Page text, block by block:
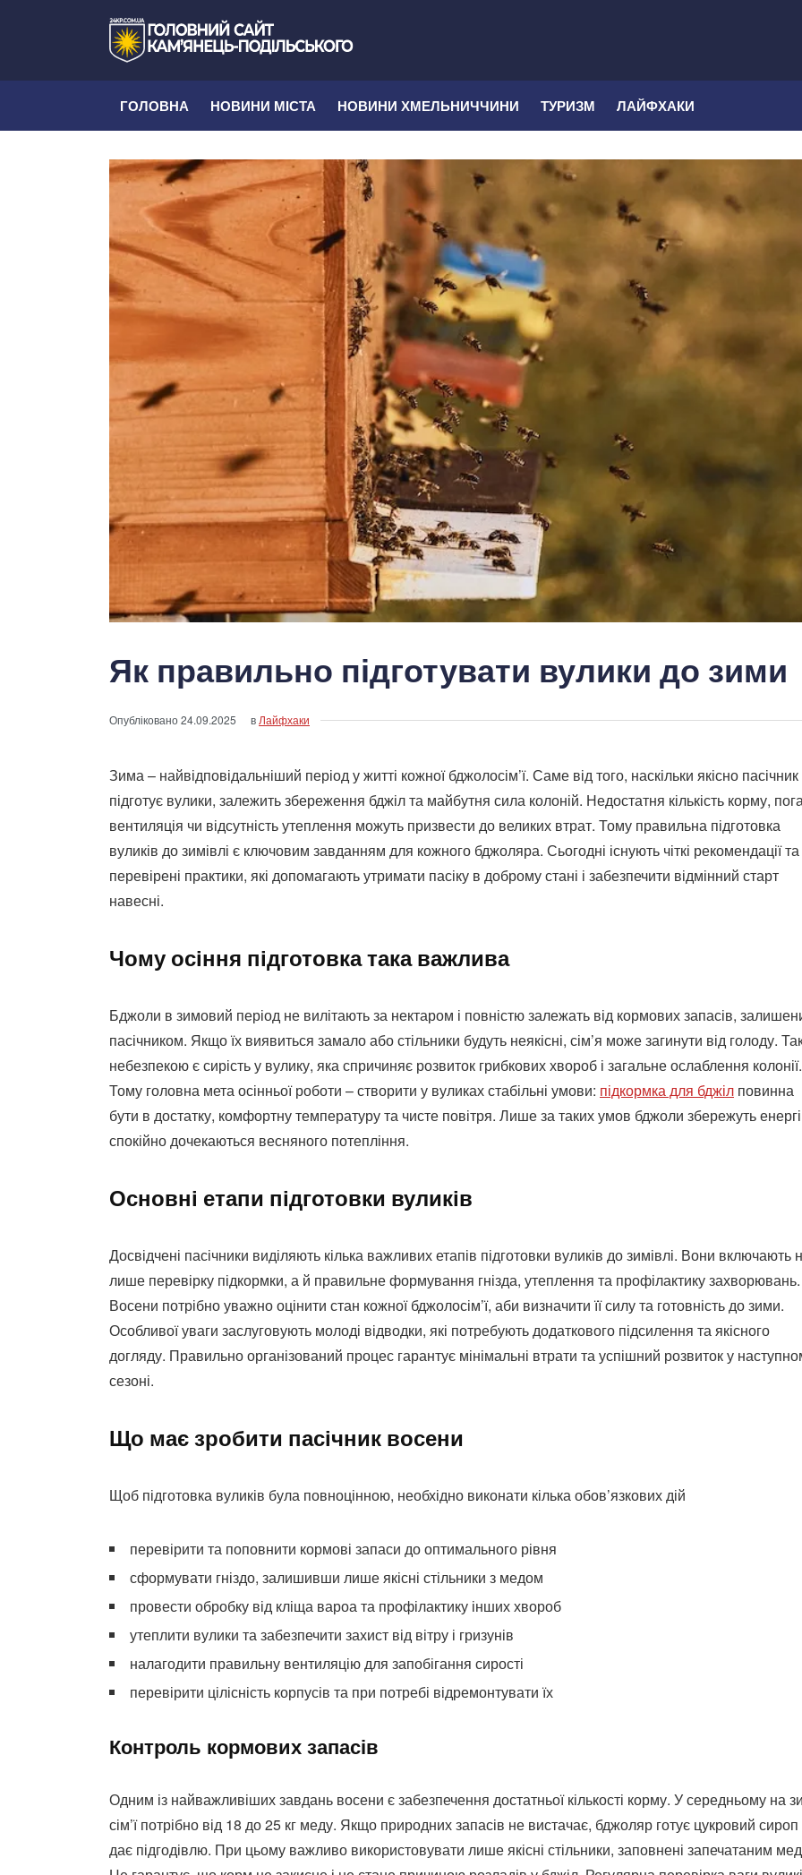
ГОЛОВНА НОВИНИ МІСТА НОВИНИ ХМЕЛЬНИЧЧИНИ ТУРИЗМ ЛАЙФХАКИ
Як правильно підготувати вулики до зими
Опубліковано24.09.2025 в Лайфхаки
Зима – найвідповідальніший період у житті кожної бджолосім’ї. Саме від того, наскільки якісно пасічник
підготує вулики, залежить збереження бджіл та майбутня сила колоній. Недостатня кількість корму,
вентиляція чи відсутність утеплення можуть призвести до великих втрат. Тому правильна підготовка
вуликів до зимівлі є ключовим завданням для кожного бджоляра. Сьогодні існують чіткі рекомендації та
перевірені практики, які допомагають утримати пасіку в доброму стані і забезпечити відмінний старт
навесні.
Чому осіння підготовка така важлива
Бджоли в зимовий період не вилітають за нектаром і повністю залежать від кормових запасів,
пасічником. Якщо їх виявиться замало або стільники будуть неякісні, сім’я може загинути від голоду.
небезпекою є сирість у вулику, яка спричиняє розвиток грибкових хвороб і загальне ослаблення колонії.
Тому головна мета осінньої роботи – створити у вуликах стабільні умови: підкормка для бджіл повинна
бути в достатку, комфортну температуру та чисте повітря. Лише за таких умов бджоли збережуть
спокійно дочекаються весняного потепління.
Основні етапи підготовки вуликів
Досвідчені пасічники виділяють кілька важливих етапів підготовки вуликів до зимівлі. Вони включають
лише перевірку підкормки, а й правильне формування гнізда, утеплення та профілактику захворювань.
Восени потрібно уважно оцінити стан кожної бджолосім’ї, аби визначити її силу та готовність до зими.
Особливої уваги заслуговують молоді відводки, які потребують додаткового підсилення та якісного
догляду. Правильно організований процес гарантує мінімальні втрати та успішний розвиток у
сезоні.
Що має зробити пасічник восени
Щоб підготовка вуликів була повноцінною, необхідно виконати кілька обов’язкових дій
перевірити та поповнити кормові запаси до оптимального рівня
сформувати гніздо, залишивши лише якісні стільники з медом
провести обробку від кліща вароа та профілактику інших хвороб
утеплити вулики та забезпечити захист від вітру і гризунів
налагодити правильну вентиляцію для запобігання сирості
перевірити цілісність корпусів та при потребі відремонтувати їх
Контроль кормових запасів
Одним із найважливіших завдань восени є забезпечення достатньої кількості корму. У середньому на
сім’ї потрібно від 18 до 25 кг меду. Якщо природних запасів не вистачає, бджоляр готує цукровий сироп
дає підгодівлю. При цьому важливо використовувати лише якісні стільники, заповнені запечатаним